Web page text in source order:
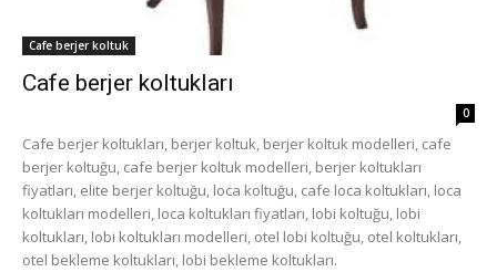
Cafe berjer koltuk
Cafe berjer koltukları
0
Cafe berjer koltukları, berjer koltuk, berjer koltuk modelleri, cafe
berjer koltuğu, cafe berjer koltuk modelleri, berjer koltukları
fiyatları, elite berjer koltuğu, loca koltuğu, cafe loca koltukları, loca
koltukları modelleri, loca koltukları fiyatları, lobi koltuğu, lobi
koltukları, lobi koltukları modelleri, otel lobi koltuğu, otel koltukları,
otel bekleme koltukları, lobi bekleme koltukları.